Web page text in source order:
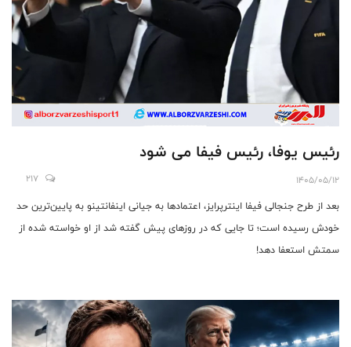
رئیس یوفا، رئیس فیفا می شود
1405/05/12
217
بعد از طرح جنجالی فیفا اینترپرایز، اعتمادها به جیانی اینفانتینو به پایین‌ترین حد
خودش رسیده است؛ تا جایی که در روزهای پیش گفته شد از او خواسته شده از
سمتش استعفا دهد!